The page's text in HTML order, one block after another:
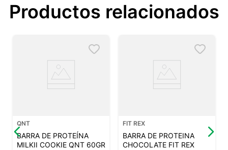
Productos relacionados
QNT
BARRA DE PROTEÍNA
MILKII COOKIE QNT 60GR
FIT REX
BARRA DE PROTEINA
CHOCOLATE FIT REX